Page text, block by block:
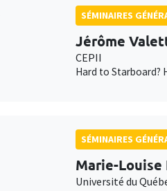
SÉMINAIRES
Jérôme
CEPII
Hard to Starboard?
SÉMINAIRES
Marie-Louise
Université du